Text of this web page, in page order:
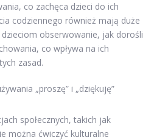
co zachęca dzieci do ich
codziennego również mają duże
obserwowanie, jak dorośli
co wpływa na ich
zasad.
„proszę” i „dziękuję”
społecznych, takich jak
można ćwiczyć kulturalne